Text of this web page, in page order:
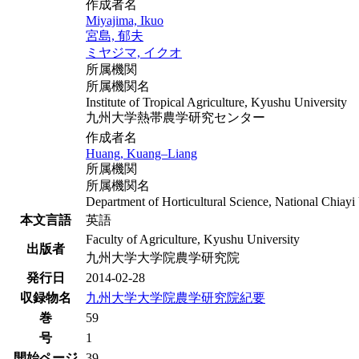
作成者名
Miyajima, Ikuo
宮島, 郁夫
ミヤジマ, イクオ
所属機関
所属機関名
Institute of Tropical Agriculture, Kyushu University
九州大学熱帯農学研究センター
作成者名
Huang, Kuang–Liang
所属機関
所属機関名
Department of Horticultural Science, National
本文言語
英語
出版者
Faculty of Agriculture, Kyushu University
九州大学大学院農学研究院
発行日
2014-02-28
収録物名
九州大学大学院農学研究院紀要
巻
59
号
1